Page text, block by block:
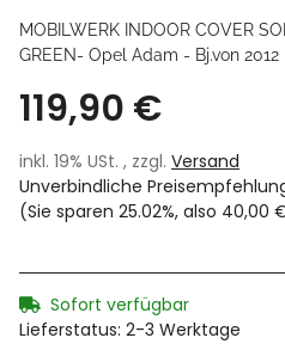
MOBILWERK INDOOR COVER
GREEN- Opel Adam - Bj.von
119,90 €
inkl. 19% USt. , zzgl. Versand
Unverbindliche
(Sie sparen 25.02%, also 40,00
Sofort verfügbar
Lieferstatus: 2-3 Werktage